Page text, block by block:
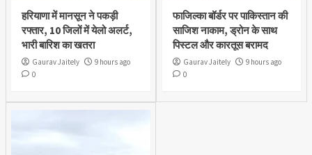
हरियाणा में मानसून ने पकड़ी
रफ्तार, 10 जिलों में येलो अलर्ट,
भारी बारिश का खतरा
Gaurav Jaitely
9 hours ago
0
फाजिल्का बॉर्डर पर पाकिस्तान की
साजिश नाकाम, ड्रोन के साथ
पिस्टल और कारतूस बरामद
Gaurav Jaitely
9 hours ago
0